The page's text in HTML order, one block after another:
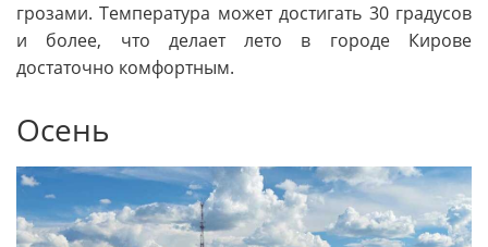
грозами. Температура может достигать 30 градусов
и более, что делает лето в городе Кирове
достаточно комфортным.
Осень